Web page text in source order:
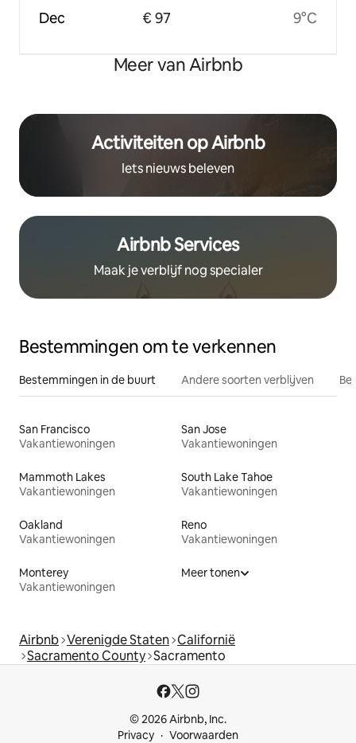
Dec € 97 9°C
Meer van Airbnb
Activiteiten op Airbnb
Iets nieuws beleven
Airbnb Services
Maak je verblijf nog specialer
Bestemmingen om te verkennen
Bestemmingen in de buurt Andere soorten verblijven
San Francisco
Vakantiewoningen
San Jose
Vakantiewoningen
Mammoth Lakes
Vakantiewoningen
South Lake Tahoe
Vakantiewoningen
Oakland
Vakantiewoningen
Reno
Vakantiewoningen
Monterey
Vakantiewoningen
Meer tonen
Airbnb Verenigde Staten Californië
Sacramento County Sacramento
© 2026 Airbnb, Inc.
Privacy
Voorwaarden